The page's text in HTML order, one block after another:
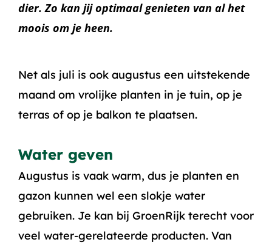
dier. Zo kan jij optimaal genieten van al het
moois om je heen.
Net als juli is ook augustus een uitstekende
maand om vrolijke planten in je tuin, op je
terras of op je balkon te plaatsen.
Water geven
Augustus is vaak warm, dus je planten en
gazon kunnen wel een slokje water
gebruiken. Je kan bij GroenRijk terecht voor
veel water-gerelateerde producten. Van